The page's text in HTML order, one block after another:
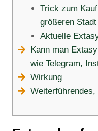
Trick zum
größeren Stadt
Aktuelle
Kann man
wie Telegram,
Wirkung